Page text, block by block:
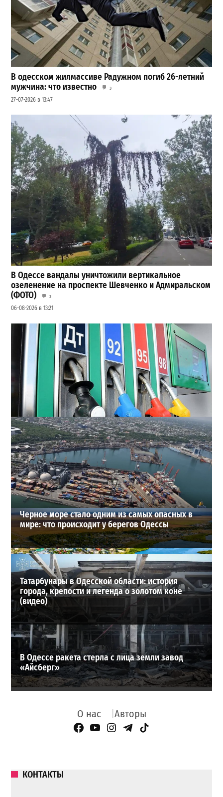
В одесском жилмассиве Радужном погиб 26-летний
мужчина: что известно
3
27-07-2026 в 13:47
В Одессе вандалы уничтожили вертикальное
озеленение на проспекте Шевченко и Адмиральском
(ФОТО)
3
06-08-2026 в 13:21
Неприятный сюрприз для водителей Одессы: на АЗС
снова взлетели цены
2
28-07-2026 в 06:47
ВИБОР РЕДАКЦИИ
Черное море стало одним из самых опасных в
мире: что происходит у берегов Одессы
Татарбунары в Одесской области: история
города, крепости и легенда о золотом коне
(видео)
В Одессе ракета стерла с лица земли завод
«Айсберг»
О нас Авторы
Facebook Page
YouTube
Instagram
Telegram
TikTok
КОНТАКТЫ